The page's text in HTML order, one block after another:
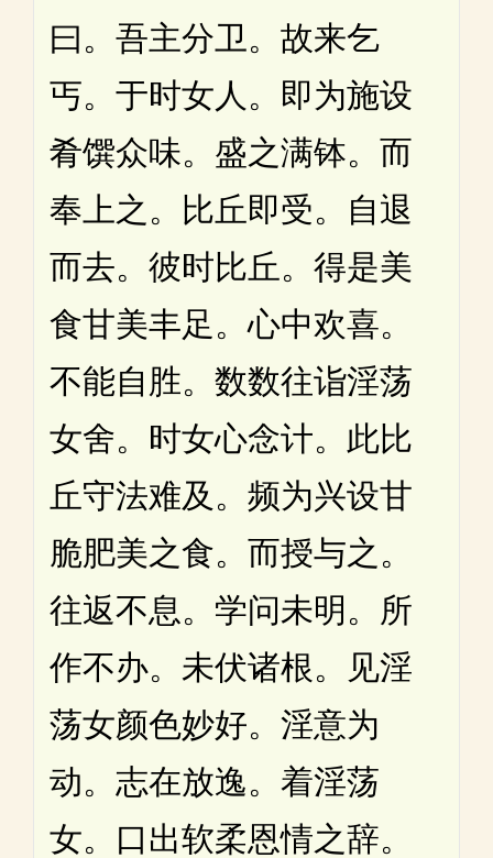
曰。吾主分卫。故来乞
丐。于时女人。即为施设
肴馔众味。盛之满钵。而
奉上之。比丘即受。自退
而去。彼时比丘。得是美
食甘美丰足。心中欢喜。
不能自胜。数数往诣淫荡
女舍。时女心念计。此比
丘守法难及。频为兴设甘
脆肥美之食。而授与之。
往返不息。学问未明。所
作不办。未伏诸根。见淫
荡女颜色妙好。淫意为
动。志在放逸。着淫荡
女。口出软柔恩情之辞。